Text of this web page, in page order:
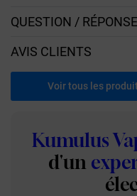
QUESTION / RÉPONSE
AVIS CLIENTS
Voir tous les
Kumulus
d'un